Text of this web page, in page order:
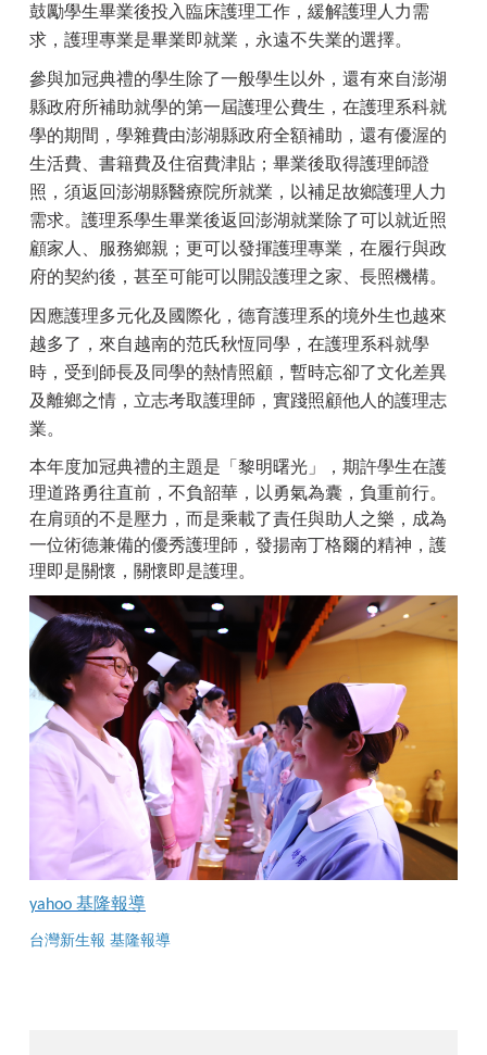
鼓勵學生畢業後投入臨床護理工作，緩解護理人力需
求，護理專業是畢業即就業，永遠不失業的選擇。
參與加冠典禮的學生除了一般學生以外，還有來自澎湖
縣政府所補助就學的第一屆護理公費生，在護理系科就
學的期間，學雜費由澎湖縣政府全額補助，還有優渥的
生活費、書籍費及住宿費津貼；畢業後取得護理師證
照，須返回澎湖縣醫療院所就業，以補足故鄉護理人力
需求。護理系學生畢業後返回澎湖就業除了可以就近照
顧家人、服務鄉親；更可以發揮護理專業，在履行與政
府的契約後，甚至可能可以開設護理之家、長照機構。
因應護理多元化及國際化，德育護理系的境外生也越來
越多了，來自越南的范氏秋恆同學，在護理系科就學
時，受到師長及同學的熱情照顧，暫時忘卻了文化差異
及離鄉之情，立志考取護理師，實踐照顧他人的護理志
業。
本年度加冠典禮的主題是「黎明曙光」，期許學生在護
理道路勇往直前，不負韶華，以勇氣為囊，負重前行。
在肩頭的不是壓力，而是乘載了責任與助人之樂，成為
一位術德兼備的優秀護理師，發揚南丁格爾的精神，護
理即是關懷，關懷即是護理。
yahoo 基隆報導
台灣新生報 基隆報導